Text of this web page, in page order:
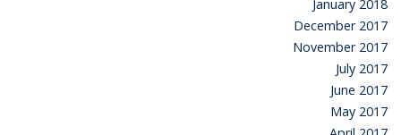
January 2018
December 2017
November 2017
July 2017
June 2017
May 2017